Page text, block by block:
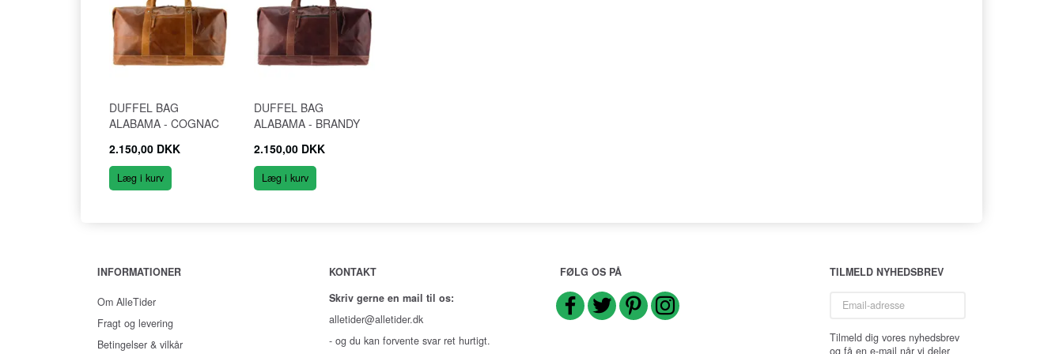
DUFFEL BAG
ALABAMA - COGNAC
2.150,00 DKK
Læg i kurv
DUFFEL BAG
ALABAMA - BRANDY
2.150,00 DKK
Læg i kurv
INFORMATIONER
Om AlleTider
Fragt og levering
Betingelser & vilkår
KONTAKT
Skriv gerne en mail til os:
alletider@alletider.dk
- og du kan forvente svar ret hurtigt.
FØLG OS PÅ
TILMELD NYHEDSBREV
adresse
Tilmeld dig vores nyhedsbrev
og få en e-mail når vi deler